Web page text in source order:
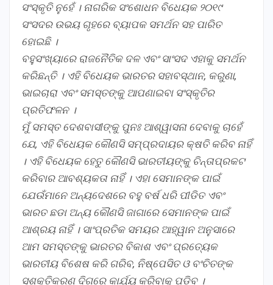
ସଂସ୍କୃତି ନୁହେଁ । ନାଗରିକ ସଂଶୋଧନ ବିଧେୟକ ୨୦୧୯
ସଂସଦର ଉଭୟ ଗୃହରେ ବ୍ୟାପକ ସମର୍ଥନ ସହ ପାରିତ
ହୋଇଛି ।
ବହୁସଂଖ୍ୟାରେ ରାଜନୈତିକ ଦଳ ଏବଂ ସାଂସଦ ଏହାକୁ ସମର୍ଥନ
କରିଛନ୍ତି । ଏହି ବିଧେୟକ ଭାରତର ସହାବସ୍ଥାନ, କରୁଣା,
ଭାଇଚାରା ଏବଂ ସମସ୍ତଙ୍କୁ ଆପଣାଇବା ସଂସ୍କୃତିର
ପ୍ରତିଫଳନ ।
ମୁଁ ସମସ୍ତ ଦେଶବାସୀଙ୍କୁ ପୁନଃ ଆଶ୍ୱାସନା ଦେବାକୁ ଚାହେଁ
ଯେ, ଏହି ବିଧେୟକ କୌଣସି ସମ୍ପ୍ରଦାୟର କ୍ଷତି କରିବ ନାହିଁ
। ଏହି ବିଧେୟକ ହେତୁ କୌଣସି ଭାରତୀୟଙ୍କୁ ଚିନ୍ତାପ୍ରକଟ
କରିବାର ଆବଶ୍ୟକତା ନାହିଁ । ଏହା ସେମାନଙ୍କ ପାଇଁ
ଯେଉଁମାନେ ଅନ୍ୟଦେଶରେ ବହୁ ବର୍ଷ ଧରି ପୀଡିତ ଏବଂ
ଭାରତ ଛଡା ଅନ୍ୟ କୌଣସି ଜାଗାରେ ସେମାନଙ୍କ ପାଇଁ
ଆଶ୍ରୟ ନାହିଁ । ସାଂପ୍ରତିକ ସମୟର ଆହ୍ୱାନ ଅନୁସାରେ
ଆମ ସମସ୍ତଙ୍କୁ ଭାରତର ବିକାଶ ଏବଂ ପ୍ରତ୍ୟେକ
ଭାରତୀୟ ବିଶେଷ କରି ଗରିବ, ନିଷ୍ପେସିତ ଓ ବଂଚିତଙ୍କ
ସଶକ୍ତିକରଣ ଦିଗରେ କାର୍ଯ୍ୟ କରିବାକୁ ପଡିବ ।